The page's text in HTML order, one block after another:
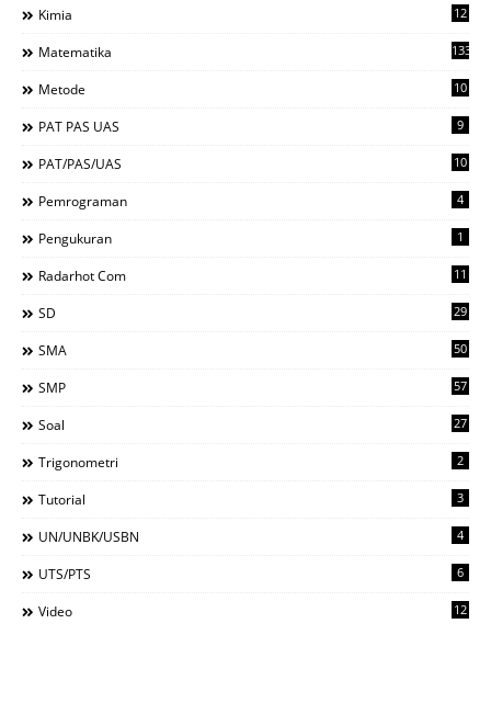
Kimia 12
Matematika 133
Metode 10
PAT PAS UAS 9
PAT/PAS/UAS 10
Pemrograman 4
Pengukuran 1
Radarhot Com 11
SD 29
SMA 50
SMP 57
Soal 27
Trigonometri 2
Tutorial 3
UN/UNBK/USBN 4
UTS/PTS 6
Video 12